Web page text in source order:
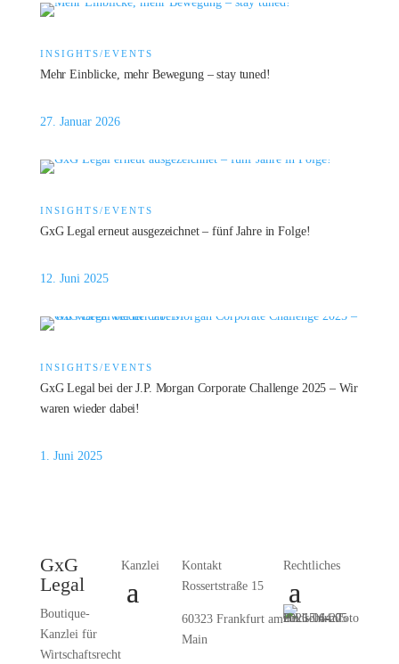
INSIGHTS/EVENTS
Mehr Einblicke, mehr Bewegung – stay tuned!
27. Januar 2026
INSIGHTS/EVENTS
GxG Legal erneut ausgezeichnet – fünf Jahre in Folge!
12. Juni 2025
INSIGHTS/EVENTS
GxG Legal bei der J.P. Morgan Corporate Challenge 2025 – Wir
waren wieder dabei!
1. Juni 2025
GxG
Legal
Boutique-
Kanzlei für
Wirtschaftsrecht
Kanzlei
Kontakt
Rossertstraße 15
60323 Frankfurt am
Main
Rechtliches